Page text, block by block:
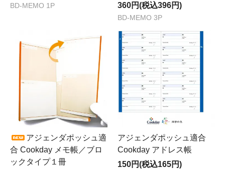
BD-MEMO 1P
360円(税込396円)
BD-MEMO 3P
アジェンダポッシュ適
合 Cookday メモ帳／ブロ
ックタイプ１冊
アジェンダポッシュ適合
Cookday アドレス帳
150円(税込165円)